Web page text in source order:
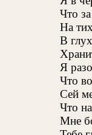
Что
На
В
Я
Что
Сей
Что
Мне